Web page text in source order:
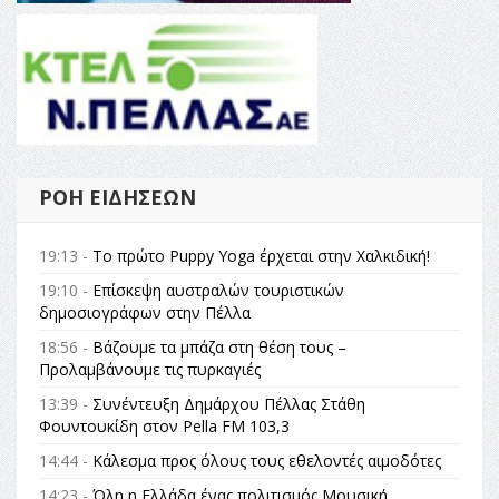
ΡΟΉ ΕΙΔΉΣΕΩΝ
19:13 - Το πρώτο Puppy Yoga έρχεται στην Χαλκιδική!
19:10 - Επίσκεψη αυστραλών τουριστικών
δημοσιογράφων στην Πέλλα
18:56 - Βάζουμε τα μπάζα στη θέση τους –
Προλαμβάνουμε τις πυρκαγιές
13:39 - Συνέντευξη Δημάρχου Πέλλας Στάθη
Φουντουκίδη στον Pella FM 103,3
14:44 - Κάλεσμα προς όλους τους εθελοντές αιμοδότες